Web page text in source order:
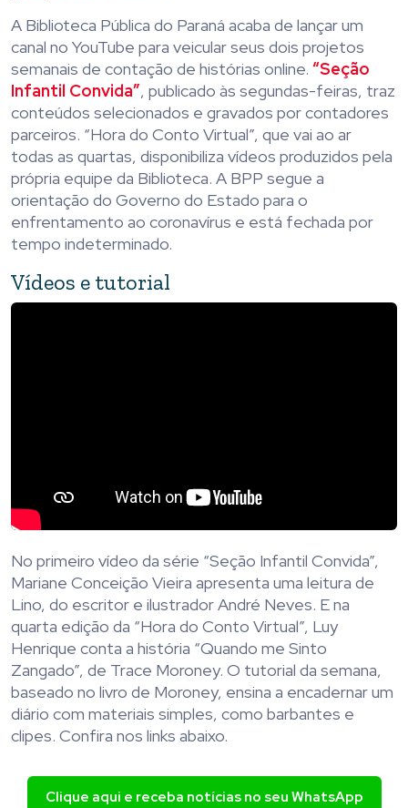
A Biblioteca Pública do Paraná acaba de lançar um
canal no YouTube para veicular seus dois projetos
semanais de contação de histórias online. “Seção
Infantil Convida”, publicado às segundas-feiras, traz
conteúdos selecionados e gravados por contadores
parceiros. “Hora do Conto Virtual”, que vai ao ar
todas as quartas, disponibiliza vídeos produzidos pela
própria equipe da Biblioteca. A BPP segue a
orientação do Governo do Estado para o
enfrentamento ao coronavírus e está fechada por
tempo indeterminado.
Vídeos e tutorial
No primeiro vídeo da série “Seção Infantil Convida”,
Mariane Conceição Vieira apresenta uma leitura de
Lino, do escritor e ilustrador André Neves. E na
quarta edição da “Hora do Conto Virtual”, Luy
Henrique conta a história “Quando me Sinto
Zangado”, de Trace Moroney. O tutorial da semana,
baseado no livro de Moroney, ensina a encadernar um
diário com materiais simples, como barbantes e
clipes. Confira nos links abaixo.
Clique aqui e receba notícias no seu WhatsApp